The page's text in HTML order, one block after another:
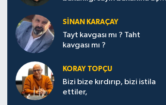
SİNAN KARAÇAY
Tayt kavgası mı ? Taht
kavgası mı ?
KORAY TOPÇU
Bizi bize kırdırıp, bizi istila
ettiler,